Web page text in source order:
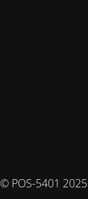
© POS-5401 2025